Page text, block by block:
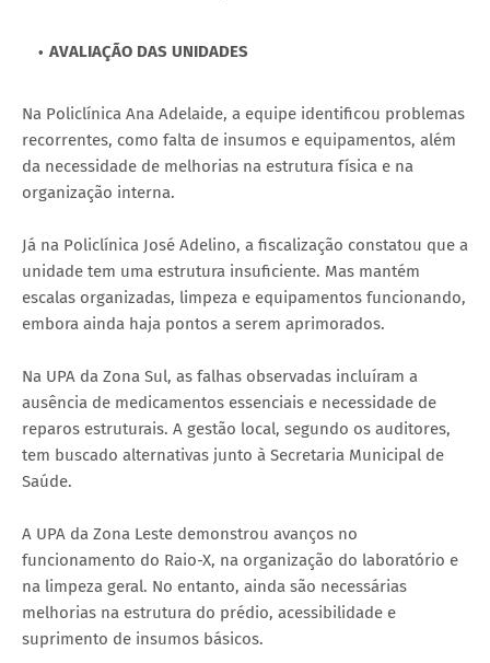
AVALIAÇÃO DAS UNIDADES
Na Policlínica Ana Adelaide, a equipe identificou problemas
recorrentes, como falta de insumos e equipamentos, além
da necessidade de melhorias na estrutura física e na
organização interna.
Já na Policlínica José Adelino, a fiscalização constatou que a
unidade tem uma estrutura insuficiente. Mas mantém
escalas organizadas, limpeza e equipamentos funcionando,
embora ainda haja pontos a serem aprimorados.
Na UPA da Zona Sul, as falhas observadas incluíram a
ausência de medicamentos essenciais e necessidade de
reparos estruturais. A gestão local, segundo os auditores,
tem buscado alternativas junto à Secretaria Municipal de
Saúde.
A UPA da Zona Leste demonstrou avanços no
funcionamento do Raio-X, na organização do laboratório e
na limpeza geral. No entanto, ainda são necessárias
melhorias na estrutura do prédio, acessibilidade e
suprimento de insumos básicos.